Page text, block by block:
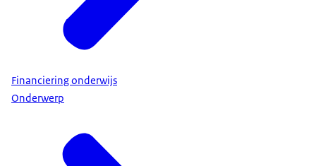
Financiering onderwijs
Onderwerp